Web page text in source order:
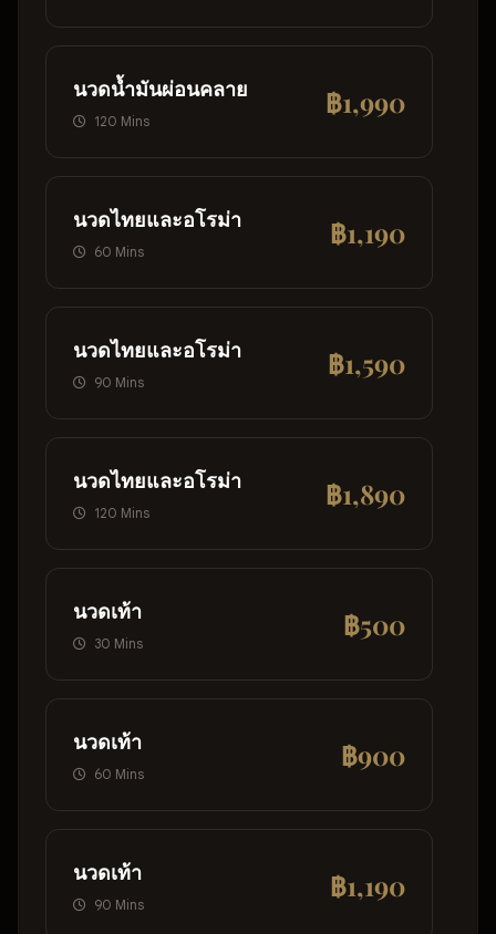
นวดน้ำมันผ่อนคลาย
120 Mins
฿1,990
นวดไทยและอโรม่า
60 Mins
฿1,190
นวดไทยและอโรม่า
90 Mins
฿1,590
นวดไทยและอโรม่า
120 Mins
฿1,890
นวดเท้า
30 Mins
฿500
นวดเท้า
60 Mins
฿900
นวดเท้า
90 Mins
฿1,190